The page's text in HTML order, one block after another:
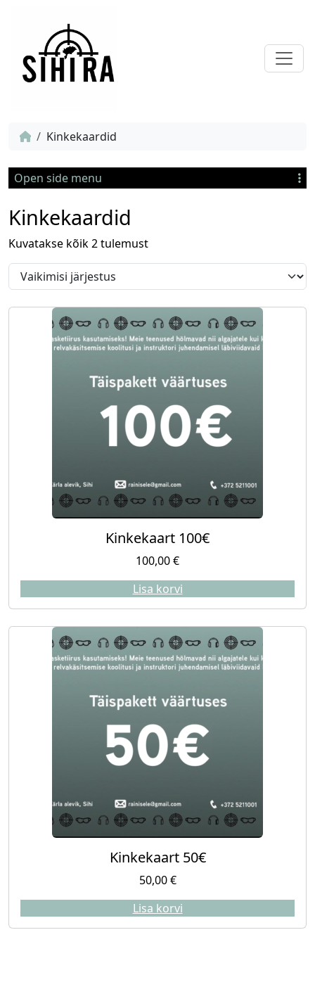
Kinkekaardid
Open side menu
Kinkekaardid
Kuvatakse kõik 2 tulemust
Kinkekaart 100€
100,00€
Lisa korvi
Kinkekaart 50€
50,00€
Lisa korvi